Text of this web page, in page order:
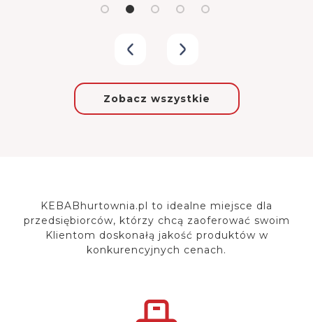
Zobacz wszystkie
KEBABhurtownia.pl to idealne miejsce dla
przedsiębiorców, którzy chcą zaoferować swoim
Klientom doskonałą jakość produktów w
konkurencyjnych cenach.